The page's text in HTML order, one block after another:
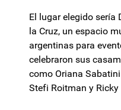
El lugar elegido sería
la Cruz, un espacio
argentinas para
celebraron sus
como Oriana
Stefi Roitman y Ricky